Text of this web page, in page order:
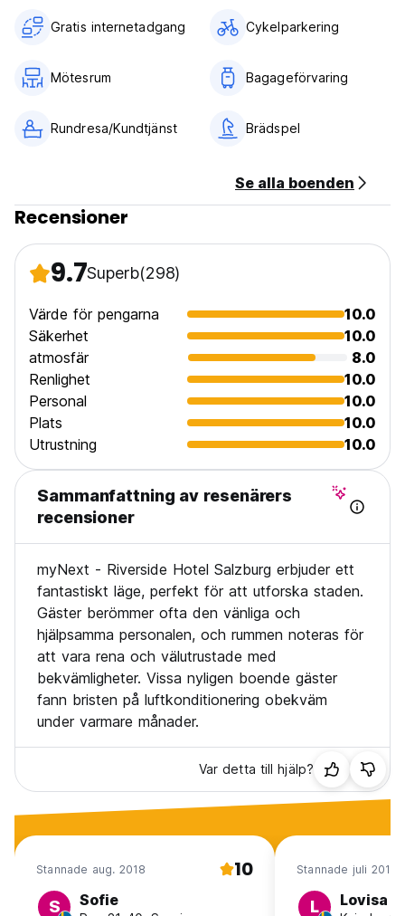
Gratis internetadgang Cykelparkering
Mötesrum Bagageförvaring
Rundresa/Kundtjänst Brädspel
Se alla boenden
Recensioner
9.7Superb(298)
Värde för pengarna
10.0
Säkerhet
10.0
atmosfär
8.0
Renlighet
10.0
Personal
10.0
Plats
10.0
Utrustning
10.0
Sammanfattning av resenärers
recensioner
myNext - Riverside Hotel Salzburg erbjuder ett
fantastiskt läge, perfekt för att utforska staden.
Gäster berömmer ofta den vänliga och
hjälpsamma personalen, och rummen noteras för
att vara rena och välutrustade med
bekvämligheter. Vissa nyligen boende gäster
fann bristen på luftkonditionering obekväm
under varmare månader.
Var detta till hjälp?
Stannade aug. 2018 10
S Sofie
Stannade juli 2018
L Lovisa